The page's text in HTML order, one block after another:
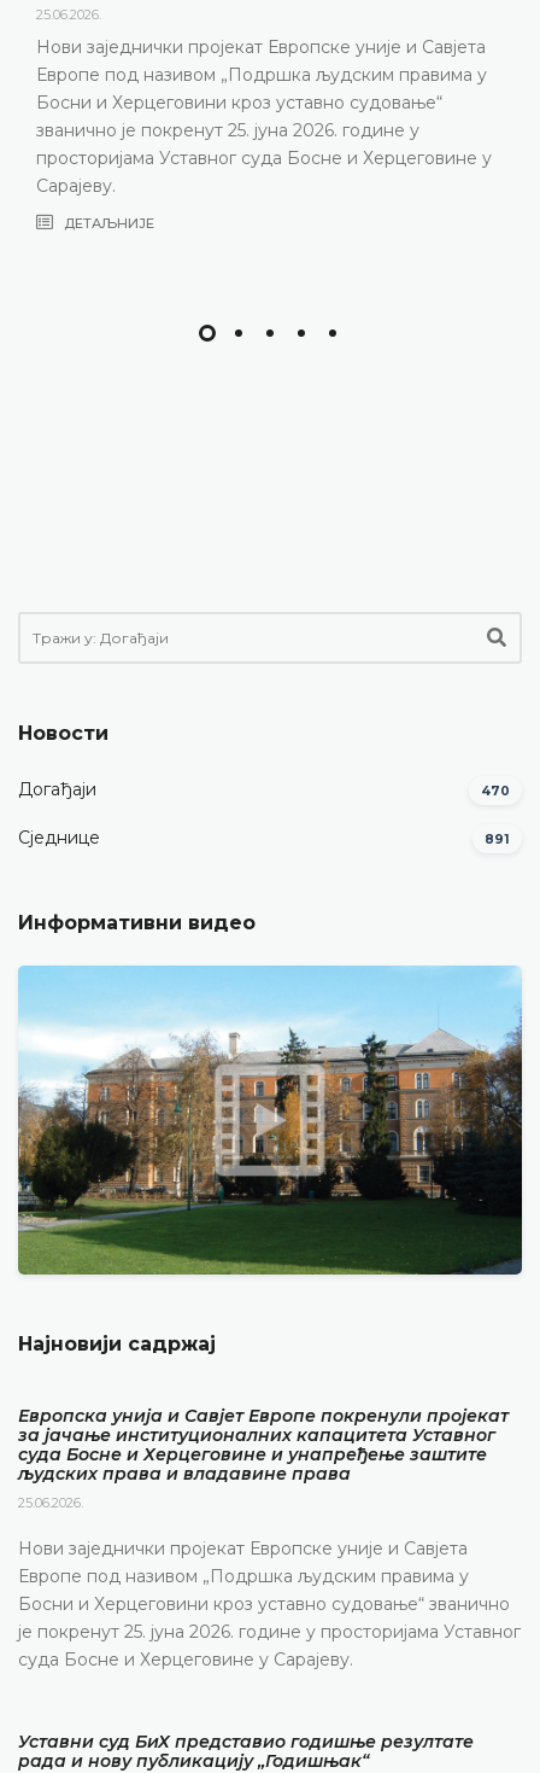
25.06.2026.
Нови заједнички пројекат Европске уније и Савјета
Европе под називом „Подршка људским правима у
Босни и Херцеговини кроз уставно судовање“
званично је покренут 25. јуна 2026. године у
просторијама Уставног суда Босне и Херцеговине у
Сарајеву.
ДЕТАЉНИЈЕ
Новости
Догађаји 470
Сједнице 891
Информативни видео
Најновији садржај
Европска унија и Савјет Европе покренули пројекат
за јачање институционалних капацитета Уставног
суда Босне и Херцеговине и унапређење заштите
људских права и владавине права
25.06.2026.
Нови заједнички пројекат Европске уније и Савјета
Европе под називом „Подршка људским правима у
Босни и Херцеговини кроз уставно судовање“ званично
је покренут 25. јуна 2026. године у просторијама Уставног
суда Босне и Херцеговине у Сарајеву.
Уставни суд БиХ представио годишње резултате
рада и нову публикацију „Годишњак“